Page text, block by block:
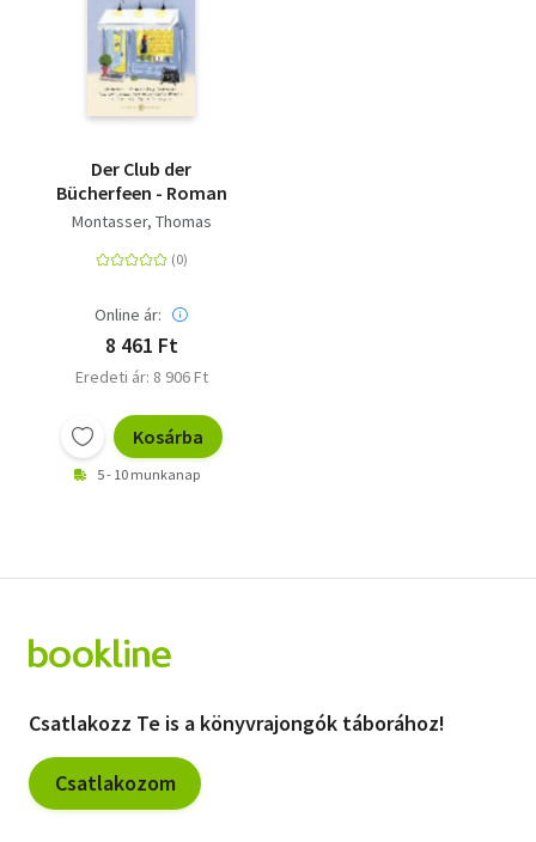
Der Club der
Bücherfeen - Roman
Montasser, Thomas
Online ár:
8 461 Ft
Eredeti ár: 8 906 Ft
Kosárba
5 - 10 munkanap
Csatlakozz Te is a könyvrajongók táborához!
Csatlakozom